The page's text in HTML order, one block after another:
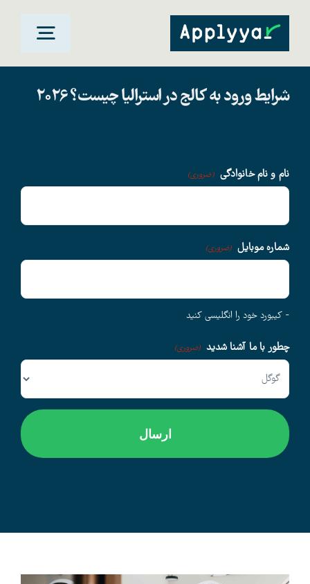
Skip
خانه
درباره ما
اخبار
شرایط ورود به کالج در استرالیا چیست؟ 2026
نام و نام خانوادگی (ضروری)
شماره موبایل (ضروری)
- کیبورد خود را انگلیسی کنید
چطور با ما آشنا شدید (ضروری)